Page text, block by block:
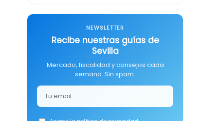
NEWSLETTER
Recibe nuestras guías de
Sevilla
Mercado, fiscalidad y consejos cada
semana. Sin spam.